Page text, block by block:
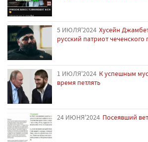
5 ИЮЛЯ'2024 Хусейн
русский патриот
1 ИЮЛЯ'2024 К успешным
время петлять
24 ИЮНЯ'2024 Посеявший